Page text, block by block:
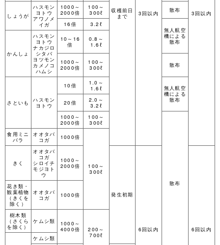
収穫前日
まで
3回以内 3回以内
しょうが
ハスモン
ヨトウ
アワノメ
イガ
1000～
2000倍
100～
300ℓ
散布
16倍
3.2ℓ
無人航空
機による
散布
かんしょ
ハスモン
ヨトウ
ナカジロ
シタバ
ヨツモン
カメノコ
ハムシ
10～16
倍
0.8～
1.6ℓ
1000～
2000倍
100～
300ℓ
散布
さといも
ハスモン
ヨトウ
10倍
1.0～
1.6ℓ
無人航空
機による
散布
20倍
2.0～
3.2ℓ
1000～
2000倍
100～
300ℓ
散布
食用ミニ
バラ
オオタバ
コガ
1000倍
100～
300ℓ
きく
オオタバ
コガ
シロイチ
モジヨト
ウ
1000～
2000倍
発生初期
6回以内 6回以内
花き類・
観葉植物
（きくを
除く）
オオタバ
コガ
1000倍
樹木類
（さくら
を除く）
ケムシ類
1000～
4000倍
200～
700ℓ
ケムシ類